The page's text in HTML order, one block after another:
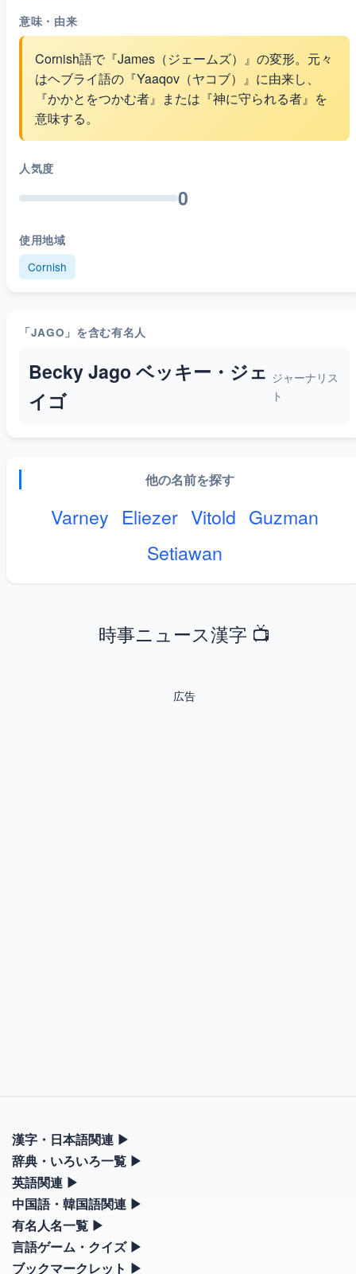
意味・由来
Cornish語で『James（ジェームズ）』の変形。元々
はヘブライ語の『Yaaqov（ヤコブ）』に由来し、
『かかとをつかむ者』または『神に守られる者』を
意味する。
人気度
0
使用地域
Cornish
「JAGO」を含む有名人
Becky Jago ベッキー・ジェ
イゴ
ジャーナリス
ト
他の名前を探す
Varney Eliezer Vitold Guzman
Setiawan
時事ニュース漢字 📺
広告
漢字・日本語関連 ▶
漢字の読み方検索、手書き入力、書き順練習など、日本語学習に
人名漢字辞典 - 読み方検索
辞典・いろいろ一覧 ▶
部首・画数別の漢字一覧、熟語辞典、地名・駅名検索など、各種
リファレンスツールです。
英語関連 ▶
カタカナ語・略語の意味検索、発音記号、リスニング練習など英
カタカナ語の意味・発音・類語辞典
中国語・韓国語関連 ▶
中国語のピンイン変換、韓国語の手書き入力など、アジア言語学
手書き中国語入力 変換ツール
有名人名一覧 ▶
海外セレブやスポーツ選手の名前の読み方・発音を確認できま
言語ゲーム・クイズ ▶
四字熟語パズルや漢字クイズなど、楽しみながら学べるゲームで
ブックマークレット ▶